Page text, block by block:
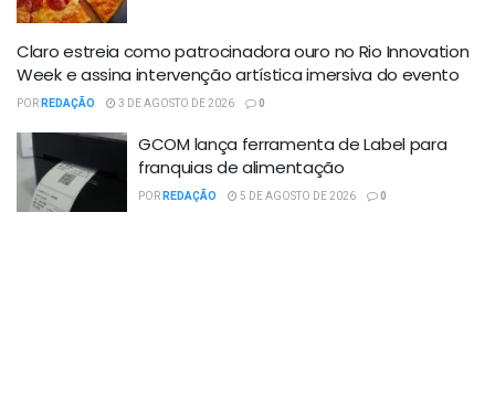
Claro estreia como patrocinadora ouro no Rio Innovation
Week e assina intervenção artística imersiva do evento
PORREDAÇÃO 3 DE AGOSTO DE 2026 0
GCOM lança ferramenta de Label para
franquias de alimentação
PORREDAÇÃO 5 DE AGOSTO DE 2026 0